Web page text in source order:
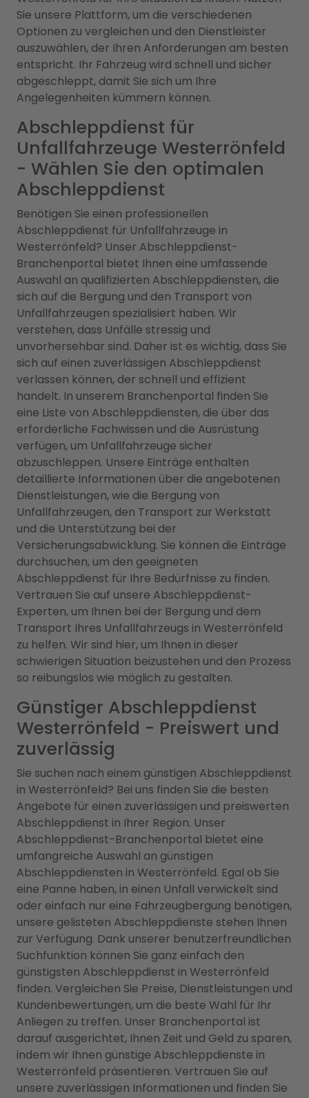
Sie unsere Plattform, um die verschiedenen
Optionen zu vergleichen und den Dienstleister
auszuwählen, der Ihren Anforderungen am besten
entspricht. Ihr Fahrzeug wird schnell und sicher
abgeschleppt, damit Sie sich um Ihre
Angelegenheiten kümmern können.
Abschleppdienst für
Unfallfahrzeuge Westerrönfeld
- Wählen Sie den optimalen
Abschleppdienst
Benötigen Sie einen professionellen
Abschleppdienst für Unfallfahrzeuge in
Westerrönfeld? Unser Abschleppdienst-
Branchenportal bietet Ihnen eine umfassende
Auswahl an qualifizierten Abschleppdiensten, die
sich auf die Bergung und den Transport von
Unfallfahrzeugen spezialisiert haben. Wir
verstehen, dass Unfälle stressig und
unvorhersehbar sind. Daher ist es wichtig, dass Sie
sich auf einen zuverlässigen Abschleppdienst
verlassen können, der schnell und effizient
handelt. In unserem Branchenportal finden Sie
eine Liste von Abschleppdiensten, die über das
erforderliche Fachwissen und die Ausrüstung
verfügen, um Unfallfahrzeuge sicher
abzuschleppen. Unsere Einträge enthalten
detaillierte Informationen über die angebotenen
Dienstleistungen, wie die Bergung von
Unfallfahrzeugen, den Transport zur Werkstatt
und die Unterstützung bei der
Versicherungsabwicklung. Sie können die Einträge
durchsuchen, um den geeigneten
Abschleppdienst für Ihre Bedürfnisse zu finden.
Vertrauen Sie auf unsere Abschleppdienst-
Experten, um Ihnen bei der Bergung und dem
Transport Ihres Unfallfahrzeugs in Westerrönfeld
zu helfen. Wir sind hier, um Ihnen in dieser
schwierigen Situation beizustehen und den Prozess
so reibungslos wie möglich zu gestalten.
Günstiger Abschleppdienst
Westerrönfeld - Preiswert und
zuverlässig
Sie suchen nach einem günstigen Abschleppdienst
in Westerrönfeld? Bei uns finden Sie die besten
Angebote für einen zuverlässigen und preiswerten
Abschleppdienst in Ihrer Region. Unser
Abschleppdienst-Branchenportal bietet eine
umfangreiche Auswahl an günstigen
Abschleppdiensten in Westerrönfeld. Egal ob Sie
eine Panne haben, in einen Unfall verwickelt sind
oder einfach nur eine Fahrzeugbergung benötigen,
unsere gelisteten Abschleppdienste stehen Ihnen
zur Verfügung. Dank unserer benutzerfreundlichen
Suchfunktion können Sie ganz einfach den
günstigsten Abschleppdienst in Westerrönfeld
finden. Vergleichen Sie Preise, Dienstleistungen und
Kundenbewertungen, um die beste Wahl für Ihr
Anliegen zu treffen. Unser Branchenportal ist
darauf ausgerichtet, Ihnen Zeit und Geld zu sparen,
indem wir Ihnen günstige Abschleppdienste in
Westerrönfeld präsentieren. Vertrauen Sie auf
unsere zuverlässigen Informationen und finden Sie